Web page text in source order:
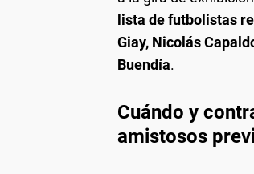
lista de futbolistas
Giay, Nicolás
Buendía.
Cuándo y
amistosos